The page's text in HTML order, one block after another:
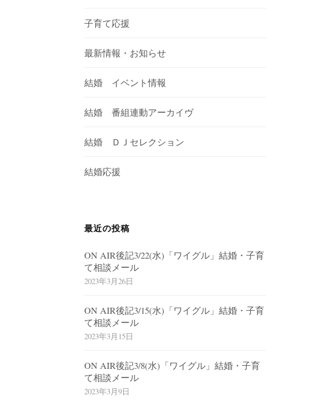
子育て応援
最新情報・お知らせ
結婚 イベント情報
結婚 番組連動アーカイヴ
結婚 ＤＪセレクション
結婚応援
最近の投稿
ON AIR後記3/22(水)「ワイグル」結婚・子育
て相談メール
2023年3月26日
ON AIR後記3/15(水)「ワイグル」結婚・子育
て相談メール
2023年3月15日
ON AIR後記3/8(水)「ワイグル」結婚・子育
て相談メール
2023年3月9日